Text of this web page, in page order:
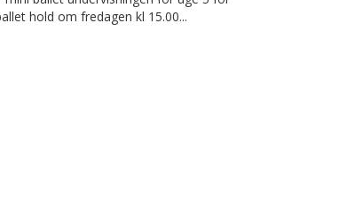
hold om fredagen kl 15.00...